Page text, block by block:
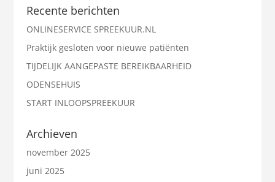
Recente berichten
ONLINESERVICE SPREEKUUR.NL
Praktijk gesloten voor nieuwe patiënten
TIJDELIJK AANGEPASTE BEREIKBAARHEID
ODENSEHUIS
START INLOOPSPREEKUUR
Archieven
november 2025
juni 2025